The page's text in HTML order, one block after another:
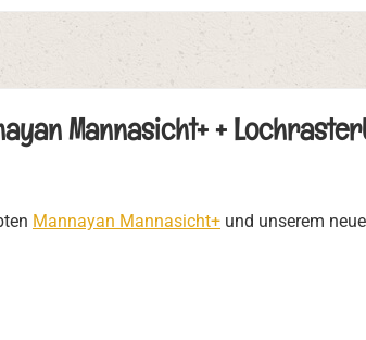
Mannasicht+ +
Mannayan Mannasicht+ und unserem